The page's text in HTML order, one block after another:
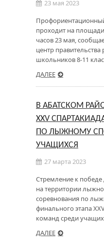
23 мая 2023
проходит на
часов 23 мая,
центр правительства
школьников 8-11
ДАЛЕЕ
В АБАТСКОМ
XXV
ПО ЛЫЖНОМУ
УЧАЩИХСЯ
27 марта 2023
Стремление к победе
на территории
соревнования по
финального этапа
команд среди
ДАЛЕЕ